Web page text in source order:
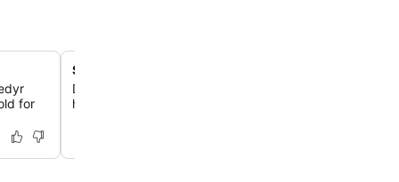
for
Stille værelser trods central beliggenhed
Du kan nyde en fredelig nattesøvn på stille værelser,
hotellets nærhed til travle veje og offentlig transport.